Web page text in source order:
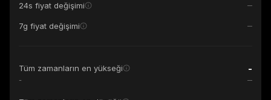
24s fiyat değişimi
7g fiyat değişimi
Tüm zamanların en yükseği -
-